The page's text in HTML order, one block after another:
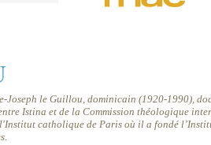
Joseph le Guillou, dominicain (1920-1990),
Istina et de la Commission théologique
catholique de Paris où il a fondé